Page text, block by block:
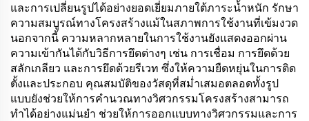
และการเปลี่ยนรูปได้อย่างยอดเยี่ยมภายใต้ภาระน้ำหนัก รักษา
ความสมบูรณ์ทางโครงสร้างแม้ในสภาพการใช้งานที่เข้มงวด
นอกจากนี้ ความหลากหลายในการใช้งานยังแสดงออกผ่าน
ความเข้ากันได้กับวิธีการยึดต่างๆ เช่น การเชื่อม การยึดด้วย
สลักเกลียว และการยึดด้วยรีเวท ซึ่งให้ความยืดหยุ่นในการติด
ตั้งและประกอบ คุณสมบัติของวัสดุที่สม่ำเสมอตลอดทั้งรูป
แบบยังช่วยให้การคำนวณทางวิศวกรรมโครงสร้างสามารถ
ทำได้อย่างแม่นยำ ช่วยให้การออกแบบทางวิศวกรรมและการ